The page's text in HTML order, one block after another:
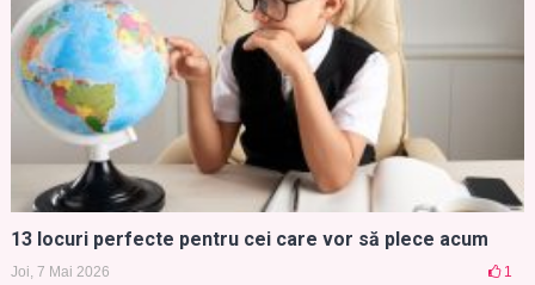
13 locuri perfecte pentru cei care vor să plece acum
Joi, 7 Mai 2026 1